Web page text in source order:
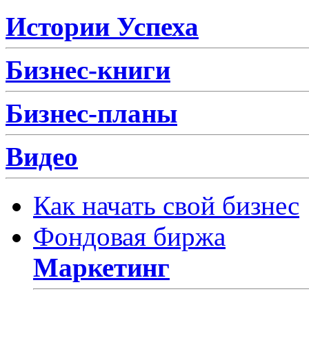
Истории Успеха
Бизнес-книги
Бизнес-планы
Видео
Как начать свой бизнес
Фондовая биржа
Маркетинг